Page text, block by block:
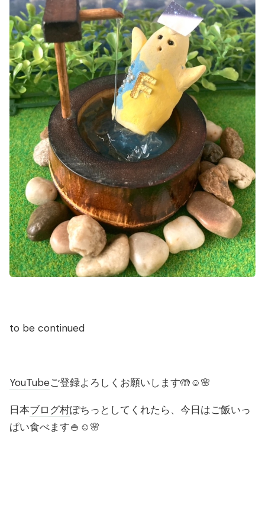
to be continued
YouTubeご登録よろしくお願いします🤲☺️🌸
日本ブログ村ぽちっとしてくれたら、今日はご飯いっ
ぱい食べます🍚☺️🌸